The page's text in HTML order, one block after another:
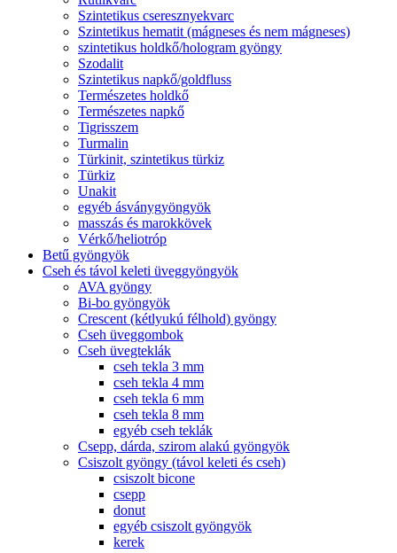
Szintetikus cseresznyekvarc
Szintetikus hematit (mágneses és nem mágneses)
szintetikus holdkő/hologram gyöngy
Szodalit
Szintetikus napkő/goldfluss
Természetes holdkő
Természetes napkő
Tigrisszem
Turmalin
Türkinit, szintetikus türkiz
Türkiz
Unakit
egyéb ásványgyöngyök
masszás és marokkövek
Vérkő/heliotróp
Betű gyöngyök
Cseh és távol keleti üveggyöngyök
AVA gyöngy
Bi-bo gyöngyök
Crescent (kétlyukú félhold) gyöngy
Cseh üveggombok
Cseh üvegteklák
cseh tekla 3 mm
cseh tekla 4 mm
cseh tekla 6 mm
cseh tekla 8 mm
egyéb cseh teklák
Csepp, dárda, szirom alakú gyöngyök
Csiszolt gyöngy (távol keleti és cseh)
csiszolt bicone
csepp
donut
egyéb csiszolt gyöngyök
kerek